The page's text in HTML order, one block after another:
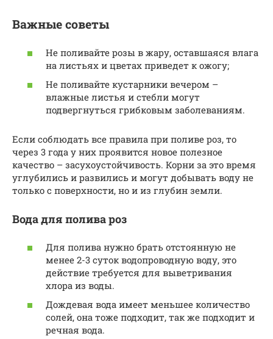
Важные советы
Не поливайте розы в жару, оставшаяся влага
на листьях и цветах приведет к ожогу;
Не поливайте кустарники вечером –
влажные листья и стебли могут
подвергнуться грибковым заболеваниям.
Если соблюдать все правила при поливе роз, то
через 3 года у них проявится новое полезное
качество – засухоустойчивость. Корни за это время
углубились и развились и могут добывать воду не
только с поверхности, но и из глубин земли.
Вода для полива роз
Для полива нужно брать отстоянную не
менее 2-3 суток водопроводную воду, это
действие требуется для выветривания
хлора из воды.
Дождевая вода имеет меньшее количество
солей, она тоже подходит, так же подходит и
речная вода.